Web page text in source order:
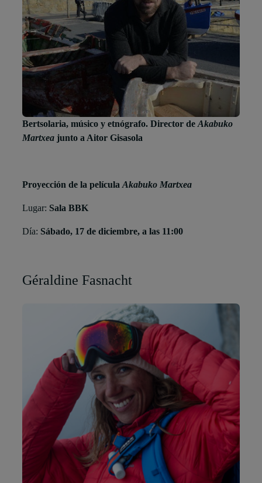
Bertsolaria, músico y etnógrafo. Director de Akabuko
Martxea junto a Aitor Gisasola
Proyección de la película Akabuko Martxea
Lugar: Sala BBK
Día: Sábado, 17 de diciembre, a las 11:00
Géraldine Fasnacht